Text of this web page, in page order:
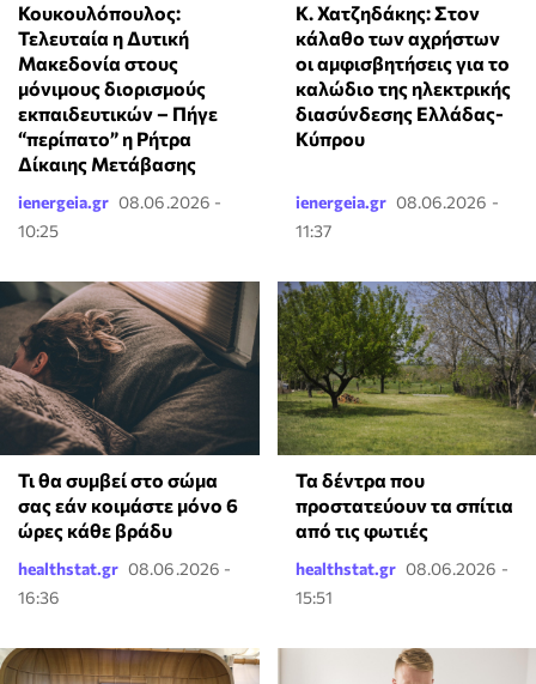
Κουκουλόπουλος:
Τελευταία η Δυτική
Μακεδονία στους
μόνιμους διορισμούς
εκπαιδευτικών – Πήγε
“περίπατο” η Ρήτρα
Δίκαιης Μετάβασης
ienergeia.gr 08.06.2026 -
10:25
Κ. Χατζηδάκης: Στον
κάλαθο των αχρήστων
οι αμφισβητήσεις για το
καλώδιο της ηλεκτρικής
διασύνδεσης Ελλάδας-
Κύπρου
ienergeia.gr 08.06.2026 -
11:37
Τι θα συμβεί στο σώμα
σας εάν κοιμάστε μόνο 6
ώρες κάθε βράδυ
healthstat.gr 08.06.2026 -
16:36
Τα δέντρα που
προστατεύουν τα σπίτια
από τις φωτιές
healthstat.gr 08.06.2026 -
15:51